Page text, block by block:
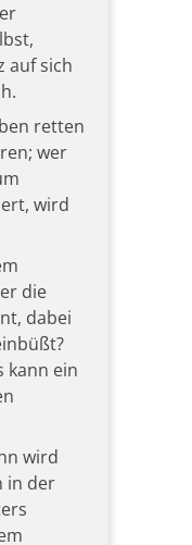
auf sich
retten
wer
wird
die
dabei
kann ein
wird
in der